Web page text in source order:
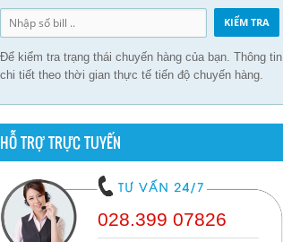
Để kiểm tra trạng thái chuyến hàng của bạn. Thông tin
chi tiết theo thời gian thực tế tiến độ chuyến hàng.
HỖ TRỢ TRỰC TUYẾN
028.399 07826